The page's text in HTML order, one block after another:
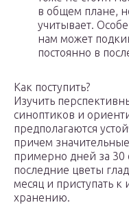
в общем плане,
учитывает.
нам может
постоянно в
Как поступить?
Изучить
синоптиков и
предполагаются
причем
примерно дней за 30
последние цветы
месяц и приступать
хранению.